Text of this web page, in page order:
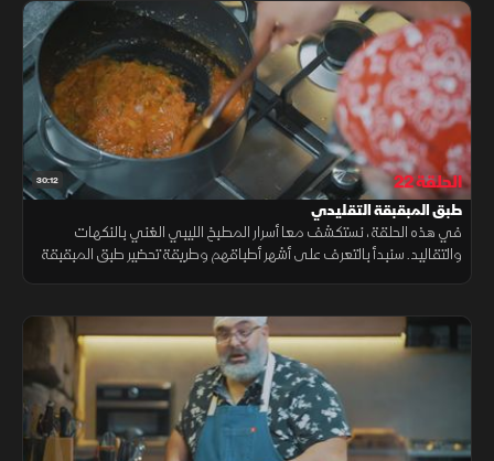
30:12 الحلقة 22
طبق المبقبقة التقليدي
في هذه الحلقة، نستكشف معا أسرار المطبخ الليبي الغني بالنكهات
والتقاليد. سنبدأ بالتعرف على أشهر أطباقهم وطريقة تحضير طبق المبقبقة